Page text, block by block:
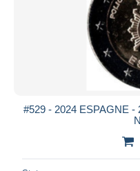
#529 - 2024 ESPAGNE